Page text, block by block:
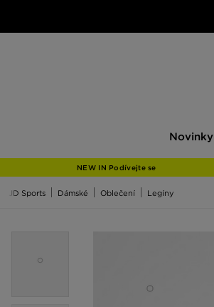
Novinky
NEW IN Podívejte se
JD Sports Dámské Oblečení Legíny